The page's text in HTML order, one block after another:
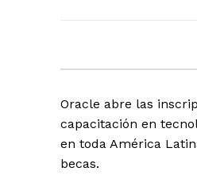
Oracle abre las
capacitación en
en toda América
becas.